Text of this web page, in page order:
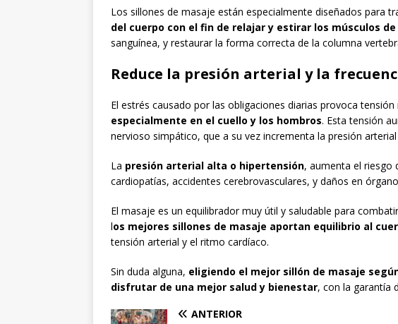
Los sillones de masaje están especialmente diseñados para
del cuerpo con el fin de relajar y estirar los músculos
sanguínea, y restaurar la forma correcta de la columna
Reduce la presión arterial y la
El estrés causado por las obligaciones diarias provoca
especialmente en el cuello y los hombros. Esta tensión
nervioso simpático, que a su vez incrementa la presión
La presión arterial alta o hipertensión, aumenta el riesgo
cardiopatías, accidentes cerebrovasculares, y daños en
El masaje es un equilibrador muy útil y saludable para
los mejores sillones de masaje aportan equilibrio al
tensión arterial y el ritmo cardíaco.
Sin duda alguna, eligiendo el mejor sillón de masaje
disfrutar de una mejor salud y bienestar, con la garantía
ANTERIOR